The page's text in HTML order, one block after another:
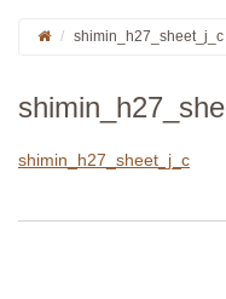
shimin_h27_sheet_j_c
shimin_h27_sheet_j_c